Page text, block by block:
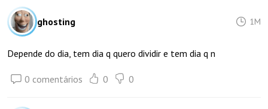
ghosting 1M
Depende do dia, tem dia q quero dividir e tem dia q n
0 comentários 0 0